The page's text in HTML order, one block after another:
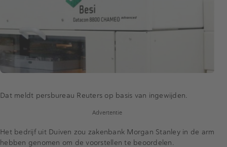
Dat meldt persbureau Reuters op basis van ingewijden.
Advertentie
Het bedrijf uit Duiven zou zakenbank Morgan Stanley in de arm
hebben genomen om de voorstellen te beoordelen.